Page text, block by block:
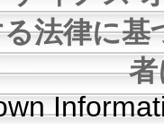
法律に基